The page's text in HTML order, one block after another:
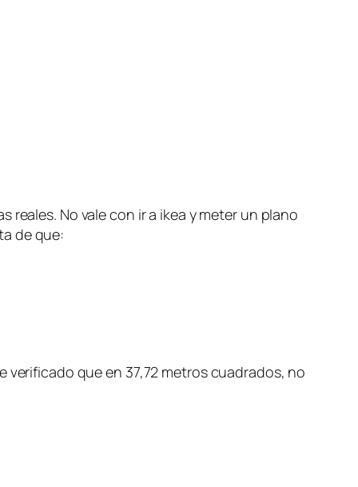
No vale con ir a ikea y meter un plano
de que:
verificado que en 37,72 metros cuadrados, no